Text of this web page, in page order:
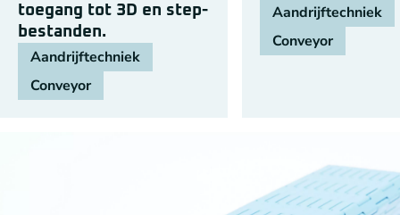
toegang tot 3D en step-
bestanden.
Aandrijftechniek
Conveyor
Aandrijftechniek
Conveyor